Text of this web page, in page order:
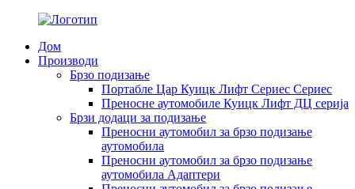
Дом
Производи
Брзо подизање
Портабле Цар Куицк Лифт Сериес Сериес
Преносне аутомобиле Куицк Лифт ДЦ серија
Брзи додаци за подизање
Преносни аутомобил за брзо подизање
аутомобила
Преносни аутомобил за брзо подизање
аутомобила Адаптери